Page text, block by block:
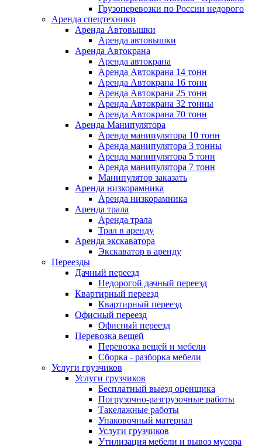
Грузоперевозки по России недорого
Аренда спецтехники
Аренда Автовышки
Аренда автовышки
Аренда Автокрана
Аренда автокрана
Аренда Автокрана 14 тонн
Аренда Автокрана 16 тонн
Аренда Автокрана 25 тонн
Аренда Автокрана 32 тонны
Аренда Автокрана 70 тонн
Аренда Манипулятора
Аренда манипулятора 10 тонн
Аренда манипулятора 3 тонны
Аренда манипулятора 5 тонн
Аренда манипулятора 7 тонн
Манипулятор заказать
Аренда низкорамника
Аренда низкорамника
Аренда трала
Аренда трала
Трал в аренду
Аренда экскаватора
Экскаватор в аренду
Переезды
Дачный переезд
Недорогой дачный переезд
Квартирный переезд
Квартирный переезд
Офисный переезд
Офисный переезд
Перевозка вещей
Перевозка вещей и мебели
Сборка - разборка мебели
Услуги грузчиков
Услуги грузчиков
Бесплатный выезд оценщика
Погрузочно-разгрузочные работы
Такелажные работы
Упаковочный материал
Услуги грузчиков
Утилизация мебели и вывоз мусора